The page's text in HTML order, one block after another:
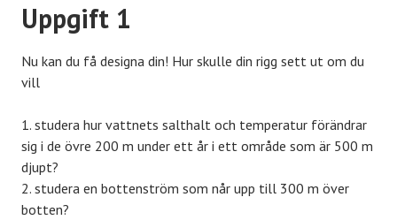
Uppgift 1
Nu kan du få designa din! Hur skulle din rigg sett ut om du
vill
studera hur vattnets salthalt och temperatur förändrar
sig i de övre 200 m under ett år i ett område som är 500 m
djupt?
studera en bottenström som når upp till 300 m över
botten?